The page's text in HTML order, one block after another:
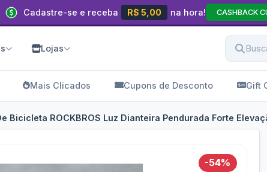
Cadastre-se e receba R$ 5,00 na hora! CASHBACK
Lojas
Mais Clicados Cupons de Desconto Gift
Bicicleta ROCKBROS Luz Dianteira Pendurada Forte
-54%